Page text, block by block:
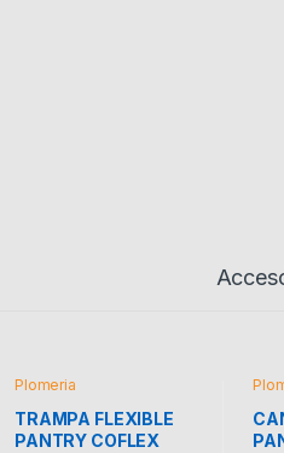
Plomeria
TRAMPA FLEXIBLE
PANTRY COFLEX